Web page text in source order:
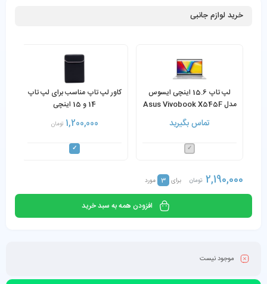
خرید لوازم جانبی
لپ تاپ 15.6 اینچی ایسوس
مدل Asus Vivobook X545F
Core i7-10210U 8GB 256GB
SSD
تماس بگیرید
کاور لپ تاپ مناسب برای لپ تاپ
14 و 15 اینچی
1,200,000 تومان
2,190,000 تومان برای 3 مورد
افزودن همه به سبد خرید
موجود نیست